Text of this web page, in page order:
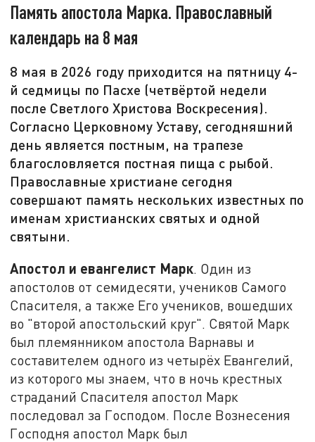
Память апостола Марка. Православный
календарь на 8 мая
8 мая в 2026 году приходится на пятницу 4-
й седмицы по Пасхе (четвёртой недели
после Светлого Христова Воскресения).
Согласно Церковному Уставу, сегодняшний
день является постным, на трапезе
благословляется постная пища с рыбой.
Православные христиане сегодня
совершают память нескольких известных по
именам христианских святых и одной
святыни.
Апостол и евангелист Марк. Один из
апостолов от семидесяти, учеников Самого
Спасителя, а также Его учеников, вошедших
во "второй апостольский круг". Святой Марк
был племянником апостола Варнавы и
составителем одного из четырёх Евангелий,
из которого мы знаем, что в ночь крестных
страданий Спасителя апостол Марк
последовал за Господом. После Вознесения
Господня апостол Марк был